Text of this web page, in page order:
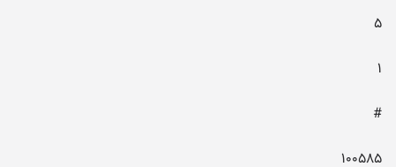
۵
۱
#
۱۰۰۵۸۵